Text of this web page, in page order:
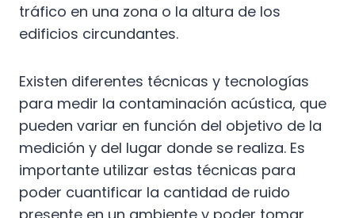
tráfico en una zona o la altura de los
edificios circundantes.
Existen diferentes técnicas y tecnologías
para medir la contaminación acústica, que
pueden variar en función del objetivo de la
medición y del lugar donde se realiza. Es
importante utilizar estas técnicas para
poder cuantificar la cantidad de ruido